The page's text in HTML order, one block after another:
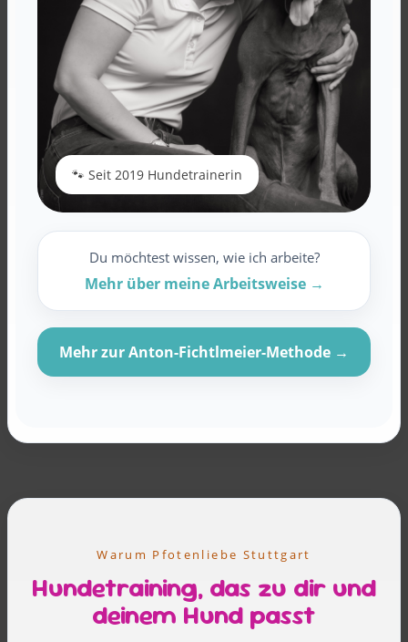
🐾 Seit 2019 Hundetrainerin
Du möchtest wissen, wie ich arbeite?
Mehr über meine Arbeitsweise →
Mehr zur Anton-Fichtlmeier-Methode →
Warum Pfotenliebe Stuttgart
Hundetraining, das zu dir und
deinem Hund passt